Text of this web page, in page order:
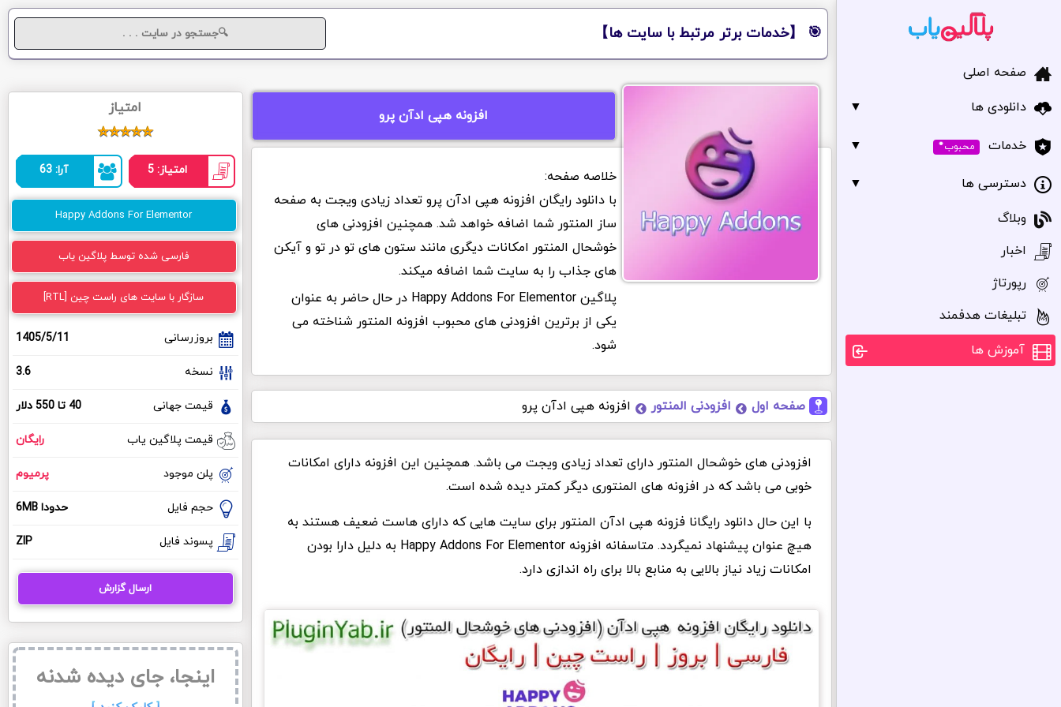
صفحه اصلی
دانلودی ها
▼
خدمات محبوب•
▼
دسترسی ها
▼
وبلاگ
اخبار
رپورتاژ
تبلیغات هدفمند
آموزش ها
🎯 【خدمات برتر مرتبط با سایت ها】
افزونه هپی ادآن پرو
با دانلود رایگان افزونه هپی ادآن پرو تعداد زیادی ویجت به صفحه
ساز المنتور شما اضافه خواهد شد. همچنین افزودنی های
خوشحال المنتور امکانات دیگری مانند ستون های تو در تو و آیکن
های جذاب را به سایت شما اضافه میکند.
پلاگین Happy Addons For Elementor در حال حاضر به عنوان
یکی از برترین افزودنی های محبوب افزونه المنتور شناخته می
شود.
صفحه اول افزودنی المنتور افزونه هپی ادآن پرو
افزودنی های خوشحال المنتور دارای تعداد زیادی ویجت می باشد. همچنین این افزونه دارای امکانات
خوبی می باشد که در افزونه های المنتوری دیگر کمتر دیده شده است.
با این حال دانلود رایگانا فزونه هپی ادآن المنتور برای سایت هایی که دارای هاست ضعیف هستند به
هیچ عنوان پیشنهاد نمیگردد. متاسفانه افزونه Happy Addons For Elementor به دلیل دارا بودن
امکانات زیاد نیاز بالایی به منابع بالا برای راه اندازی دارد.
امتیاز
امتیاز: 5 آرا: 63
Happy Addons For Elementor
فارسی شده توسط پلاگین یاب
سازگار با سایت های راست چین [RTL]
بروزرسانی 1405/5/11
نسخه 3.6
قیمت جهانی 40 تا 550 دلار
قیمت پلاگین یاب رایگان
پلن موجود پرمیوم
حجم فایل حدودا 6MB
پسوند فایل ZIP
ارسال گزارش
اینجا، جای دیده شدنه